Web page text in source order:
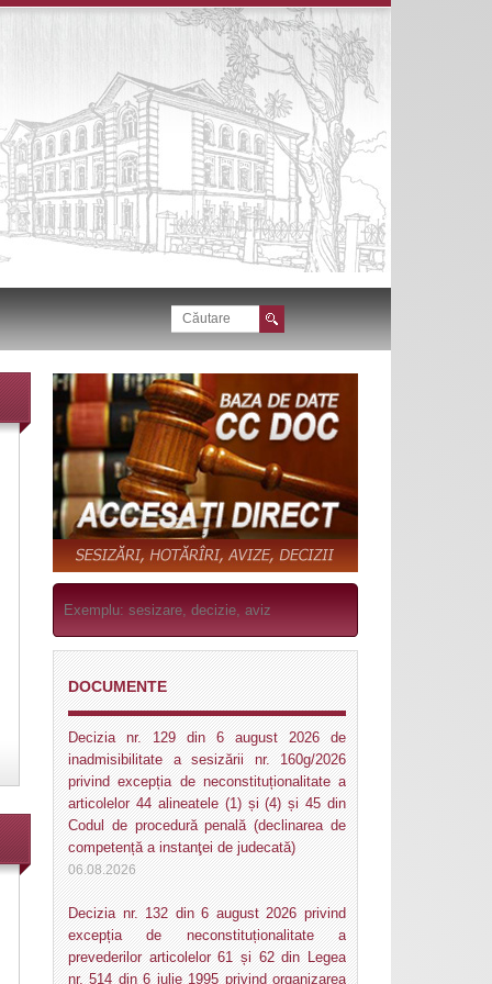
DOCUMENTE
Decizia nr. 129 din 6 august 2026 de
inadmisibilitate a sesizării nr. 160g/2026
privind excepția de neconstituționalitate a
articolelor 44 alineatele (1) și (4) și 45 din
Codul de procedură penală (declinarea de
competență a instanţei de judecată)
06.08.2026
Decizia nr. 132 din 6 august 2026 privind
excepția de neconstituționalitate a
prevederilor articolelor 61 și 62 din Legea
nr. 514 din 6 iulie 1995 privind organizarea